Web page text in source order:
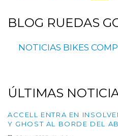
BLOG RUEDAS
NOTICIAS BIKES
ÚLTIMAS
ACCELL ENTRA EN
Y GHOST AL BORDE DEL